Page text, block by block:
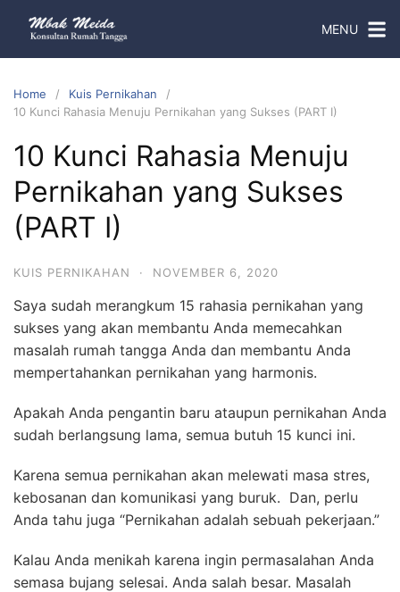
MENU
Home
Kuis Pernikahan
10 Kunci Rahasia Menuju Pernikahan yang Sukses (PART I)
10 Kunci Rahasia Menuju
Pernikahan yang Sukses
(PART I)
KUIS PERNIKAHAN · NOVEMBER 6, 2020
Saya sudah merangkum 15 rahasia pernikahan yang
sukses yang akan membantu Anda memecahkan
masalah rumah tangga Anda dan membantu Anda
mempertahankan pernikahan yang harmonis.
Apakah Anda pengantin baru ataupun pernikahan Anda
sudah berlangsung lama, semua butuh 15 kunci ini.
Karena semua pernikahan akan melewati masa stres,
kebosanan dan komunikasi yang buruk. Dan, perlu
Anda tahu juga “Pernikahan adalah sebuah pekerjaan.”
Kalau Anda menikah karena ingin permasalahan Anda
semasa bujang selesai. Anda salah besar. Masalah